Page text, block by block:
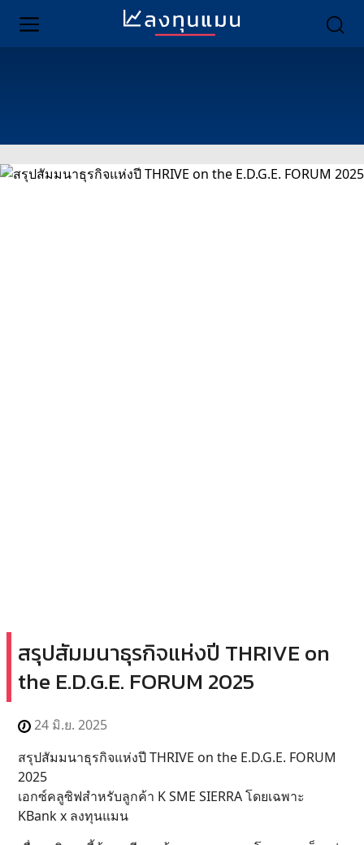
สรุปสัมมนาธุรกิจแห่งปี THRIVE on
the E.D.G.E. FORUM 2025
24 มิ.ย. 2025
สรุปสัมมนาธุรกิจแห่งปี THRIVE on the E.D.G.E. FORUM
2025
เอกซ์คลูซิฟสำหรับลูกค้า K SME SIERRA โดยเฉพาะ
KBank x ลงทุนแมน